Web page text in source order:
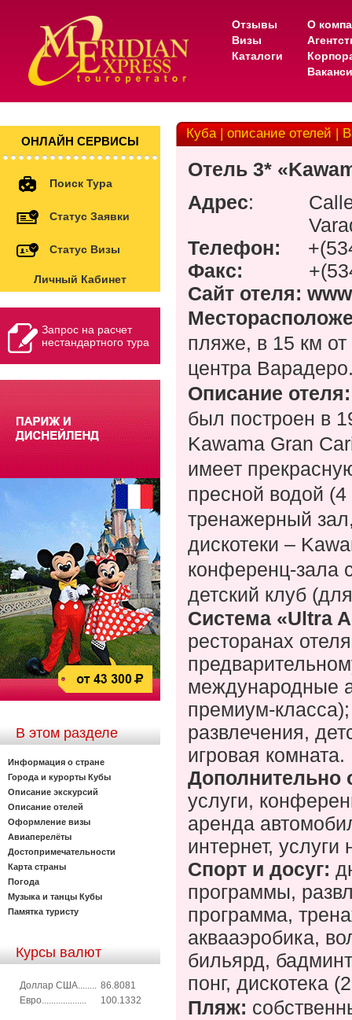
Отзывы
Визы
Каталоги
О
ОНЛАЙН СЕРВИСЫ
Поиск Тура
Статус Заявки
Статус Визы
Личный Кабинет
Запрос на расчет
нестандартного тура
В этом разделе
Информация о стране
Города и курорты Кубы
Описание экскурсий
Описание отелей
Оформление визы
Авиаперелёты
Достопримечательности
Карта страны
Погода
Музыка и танцы Кубы
Памятка туристу
Курсы валют
Доллар США........ 86.8081
Евро...................
100.1332
Куба | описание отелей |
Отель 3*
Адрес:
Телефон:
Факс:
Сайт отеля: www
пляже, в 15 км от
центра
Описание
был построен в
Kawama Gran
имеет
пресной водой
тренажерный
дискотеки –
конференц-зала
детский клуб
Система «Ultra
ресторанах
международные
премиум-
развлечения,
игровая комната.
Дополнительно
услуги,
аренда
интернет, услуги
Спорт и досуг:
программы,
программа,
аквааэробика,
бильярд,
понг, дискотека
Пляж: